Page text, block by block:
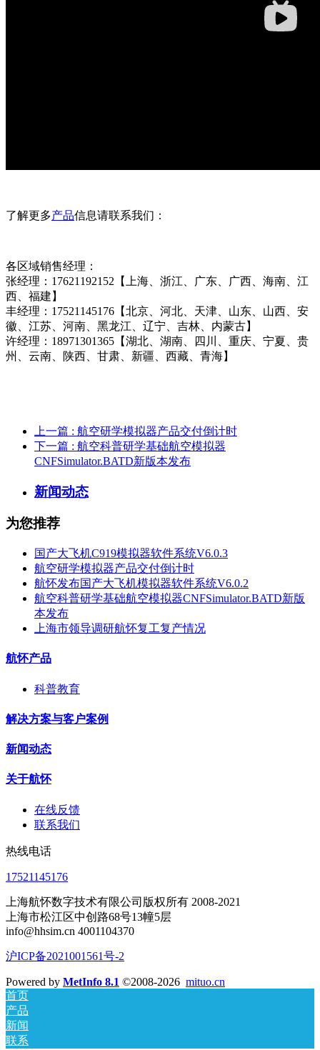
了解更多产品信息请联系我们：
各区域销售经理：
张经理：17621192152【上海、浙江、广东、广西、海南、江
西、福建】
丰经理：17521145176【北京、河北、天津、山东、山西、安
徽、江苏、河南、黑龙江、辽宁、吉林、内蒙古】
许经理：18971301365【湖北、湖南、四川、重庆、宁夏、贵
州、云南、陕西、甘肃、新疆、西藏、青海】
上一篇 : 航空研学模拟器产品交付倒计时
下一篇 : 航空科普研学基础航空模拟器
CNFSimulator.BATD新版本发布
新闻动态
为您推荐
国产大飞机C919模拟器软件系统V6.0.3
航空研学模拟器产品交付倒计时
航怀发布国产大飞机模拟器软件系统V6.0.2
航空科普研学基础航空模拟器CNFSimulator.BATD新版
本发布
上海市领导调研航怀复工复产情况
航怀产品
科普教育
解决方案与客户案例
新闻动态
关于航怀
在线反馈
联系我们
热线电话
17521145176
上海航怀数字技术有限公司版权所有 2008-2021
上海市松江区中创路68号13幢5层
info@hhsim.cn 4001104370
沪ICP备2021001561号-2
Powered by MetInfo 8.1 ©2008-2026 mituo.cn
首页
产品
新闻
联系